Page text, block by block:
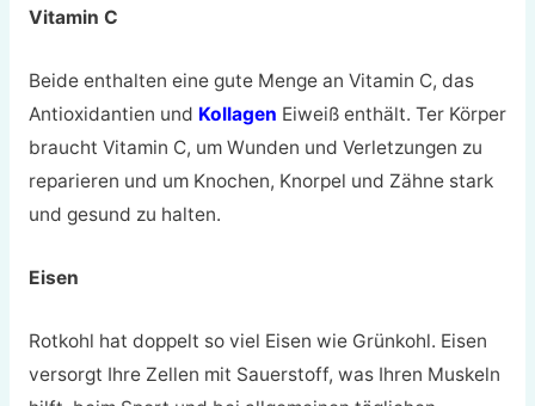
Vitamin C
Beide enthalten eine gute Menge an Vitamin C, das
Antioxidantien und Kollagen Eiweiß enthält. Ter Körper
braucht Vitamin C, um Wunden und Verletzungen zu
reparieren und um Knochen, Knorpel und Zähne stark
und gesund zu halten.
Eisen
Rotkohl hat doppelt so viel Eisen wie Grünkohl. Eisen
versorgt Ihre Zellen mit Sauerstoff, was Ihren Muskeln